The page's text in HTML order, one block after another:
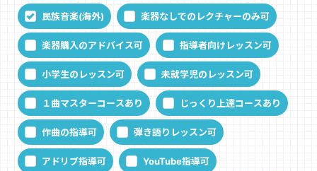
民族音楽(海外) 楽器なしでのレクチャーのみ可
楽器購入のアドバイス可 指導者向けレッスン可
小学生のレッスン可 未就学児のレッスン可
１曲マスターコースあり じっくり上達コースあり
作曲の指導可 弾き語りレッスン可
アドリブ指導可 YouTube指導可